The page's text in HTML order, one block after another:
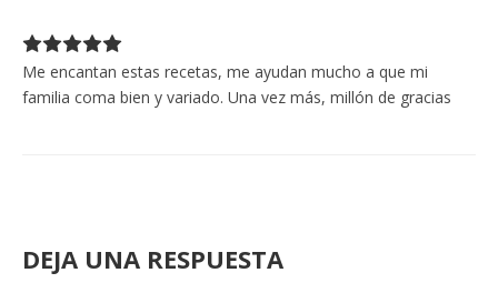
Me encantan estas recetas, me ayudan mucho a que mi
familia coma bien y variado. Una vez más, millón de gracias
DEJA UNA RESPUESTA